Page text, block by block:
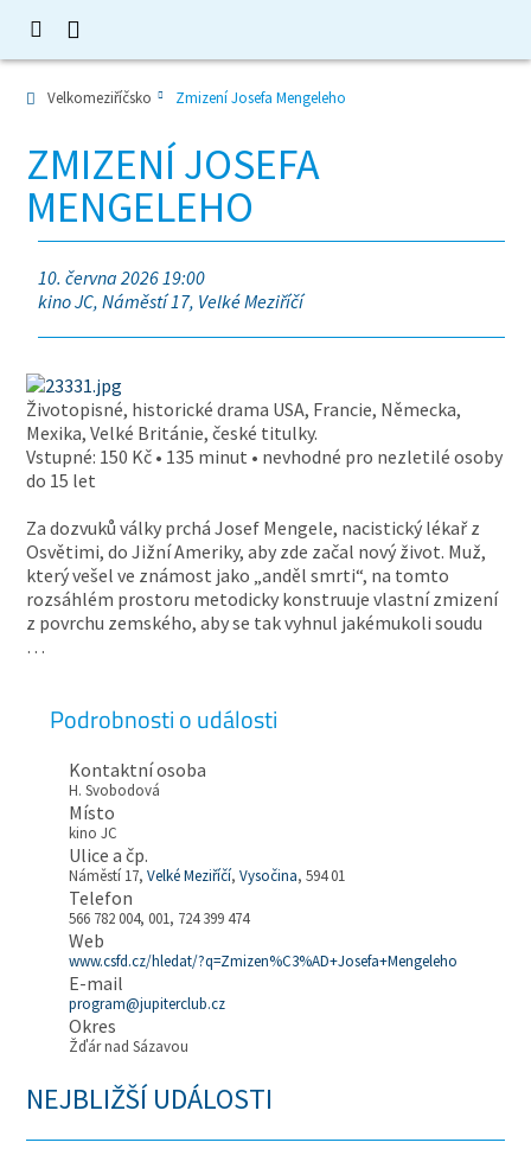
Velkomeziříčsko Zmizení Josefa Mengeleho
ZMIZENÍ JOSEFA
MENGELEHO
10. června 2026 19:00
kino JC, Náměstí 17, Velké Meziříčí
Životopisné, historické drama USA, Francie, Německa,
Mexika, Velké Británie, české titulky.
Vstupné: 150 Kč • 135 minut • nevhodné pro nezletilé osoby
do 15 let
Za dozvuků války prchá Josef Mengele, nacistický lékař z
Osvětimi, do Jižní Ameriky, aby zde začal nový život. Muž,
který vešel ve známost jako „anděl smrti“, na tomto
rozsáhlém prostoru metodicky konstruuje vlastní zmizení
z povrchu zemského, aby se tak vyhnul jakémukoli soudu
…
Podrobnosti o události
Kontaktní osoba
H. Svobodová
Místo
kino JC
Ulice a čp.
Náměstí 17,Velké Meziříčí,Vysočina, 594 01
Telefon
566 782 004, 001, 724 399 474
Web
www.csfd.cz/hledat/?q=Zmizen%C3%AD+Josefa+Mengeleho
E-mail
program@jupiterclub.cz
Okres
Žďár nad Sázavou
NEJBLIŽŠÍ UDÁLOSTI